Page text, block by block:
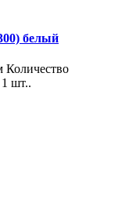
белый
Количество
шт..